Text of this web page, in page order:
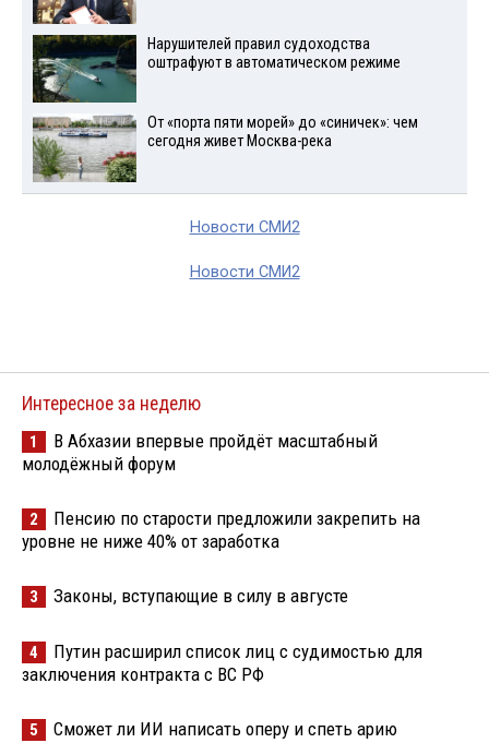
Нарушителей правил судоходства
оштрафуют в автоматическом режиме
От «порта пяти морей» до «синичек»: чем
сегодня живет Москва-река
Новости СМИ2
Новости СМИ2
Интересное за неделю
1
В Абхазии впервые пройдёт масштабный
молодёжный форум
2
Пенсию по старости предложили закрепить на
уровне не ниже 40% от заработка
3 Законы, вступающие в силу в августе
4
Путин расширил список лиц с судимостью для
заключения контракта с ВС РФ
5 Сможет ли ИИ написать оперу и спеть арию